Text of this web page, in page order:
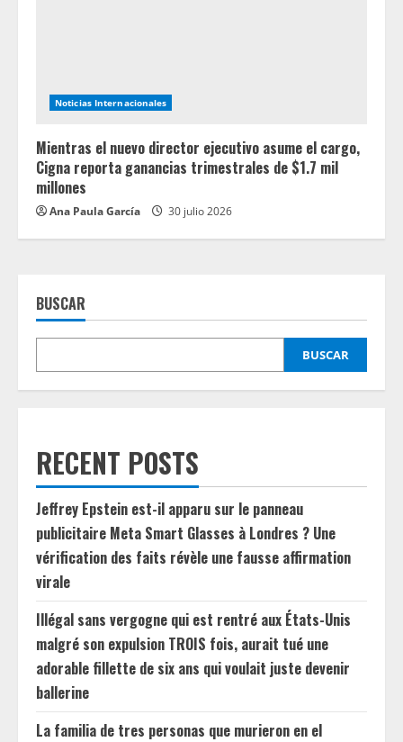
Noticias Internacionales
Mientras el nuevo director ejecutivo asume el cargo,
Cigna reporta ganancias trimestrales de $1.7 mil
millones
Ana Paula García 30 julio 2026
BUSCAR
BUSCAR
RECENT POSTS
Jeffrey Epstein est-il apparu sur le panneau
publicitaire Meta Smart Glasses à Londres ? Une
vérification des faits révèle une fausse affirmation
virale
Illégal sans vergogne qui est rentré aux États-Unis
malgré son expulsion TROIS fois, aurait tué une
adorable fillette de six ans qui voulait juste devenir
ballerine
La familia de tres personas que murieron en el